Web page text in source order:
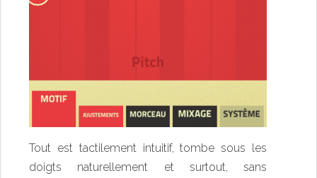
Tout est tactilement intuitif, tombe sous les
doigts naturellement et surtout, sans